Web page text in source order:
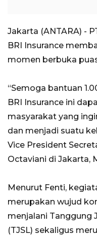
Jakarta (ANTARA) -
BRI Insurance
momen berbuka
“Semoga bantuan
BRI Insurance ini
masyarakat yang
dan menjadi suatu
Vice President
Octaviani di Jakarta,
Menurut Fenti,
merupakan wujud
menjalani Tanggung
(TJSL) sekaligus